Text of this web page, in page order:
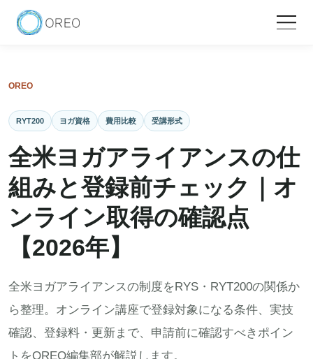
OREO
RYT200 ヨガ資格 費用比較 受講形式
全米ヨガアライアンスの仕
組みと登録前チェック｜オ
ンライン取得の確認点
【2026年】
全米ヨガアライアンスの制度をRYS・RYT200の関係か
ら整理。オンライン講座で登録対象になる条件、実技
確認、登録料・更新まで、申請前に確認すべきポイン
トをOREO編集部が解説します。